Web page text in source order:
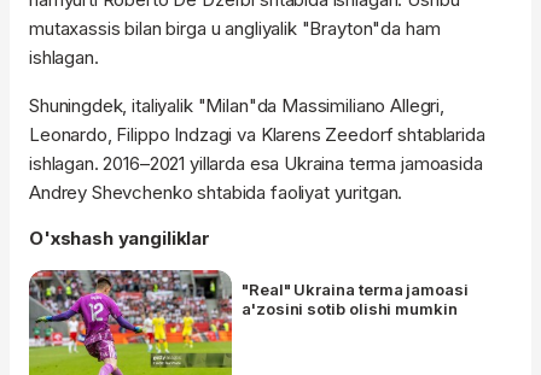
mutaxassis bilan birga u angliyalik "Brayton"da ham
ishlagan.
Shuningdek, italiyalik "Milan"da Massimiliano Allegri,
Leonardo, Filippo Indzagi va Klarens Zeedorf shtablarida
ishlagan. 2016–2021 yillarda esa Ukraina terma jamoasida
Andrey Shevchenko shtabida faoliyat yuritgan.
O'xshash yangiliklar
"Real" Ukraina terma jamoasi
a'zosini sotib olishi mumkin